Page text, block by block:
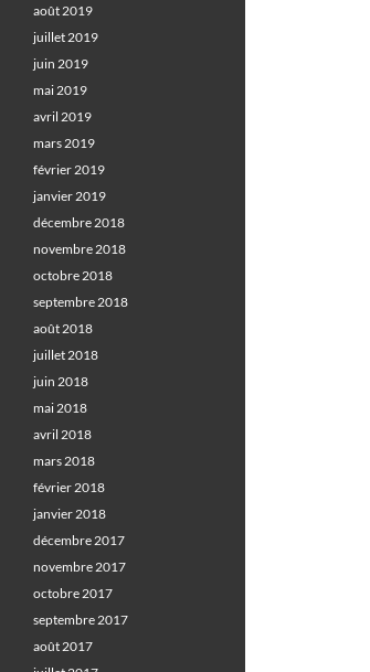
août 2019
juillet 2019
juin 2019
mai 2019
avril 2019
mars 2019
février 2019
janvier 2019
décembre 2018
novembre 2018
octobre 2018
septembre 2018
août 2018
juillet 2018
juin 2018
mai 2018
avril 2018
mars 2018
février 2018
janvier 2018
décembre 2017
novembre 2017
octobre 2017
septembre 2017
août 2017